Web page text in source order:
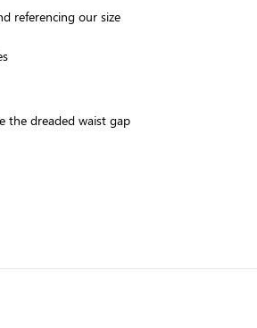
referencing our size
the dreaded waist gap